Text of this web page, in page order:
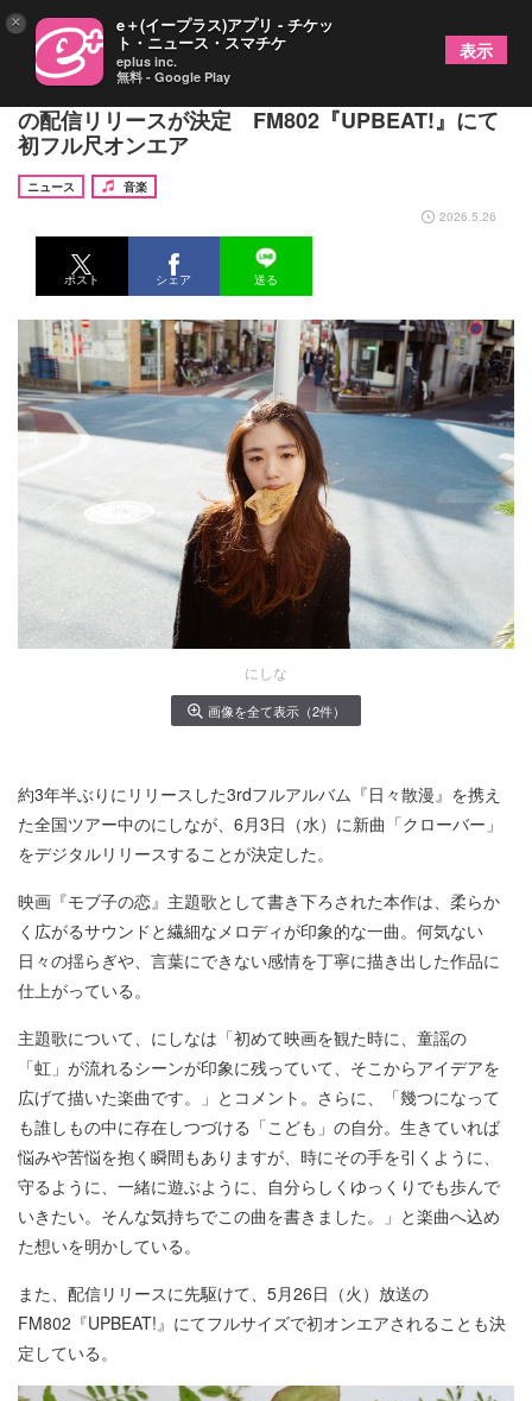
にしな、映画『モブ子の恋』主題歌「クローバー」
の配信リリースが決定 FM802『UPBEAT!』にて
初フル尺オンエア
ニュース
音楽
2026.5.26
ポスト シェア 送る
にしな
画像を全て表示（2件）
約3年半ぶりにリリースした3rdフルアルバム『日々散漫』を携え
た全国ツアー中のにしなが、6月3日（水）に新曲「クローバー」
をデジタルリリースすることが決定した。
映画『モブ子の恋』主題歌として書き下ろされた本作は、柔らか
く広がるサウンドと繊細なメロディが印象的な一曲。何気ない
日々の揺らぎや、言葉にできない感情を丁寧に描き出した作品に
仕上がっている。
主題歌について、にしなは「初めて映画を観た時に、童謡の
「虹」が流れるシーンが印象に残っていて、そこからアイデアを
広げて描いた楽曲です。」とコメント。さらに、「幾つになって
も誰しもの中に存在しつづける「こども」の自分。生きていれば
悩みや苦悩を抱く瞬間もありますが、時にその手を引くように、
守るように、一緒に遊ぶように、自分らしくゆっくりでも歩んで
いきたい。そんな気持ちでこの曲を書きました。」と楽曲へ込め
た想いを明かしている。
また、配信リリースに先駆けて、5月26日（火）放送の
FM802『UPBEAT!』にてフルサイズで初オンエアされることも決
定している。
× e＋(イープラス)アプリ - チケッ
ト・ニュース・スマチケ
eplus inc.
無料 - Google Play
表示